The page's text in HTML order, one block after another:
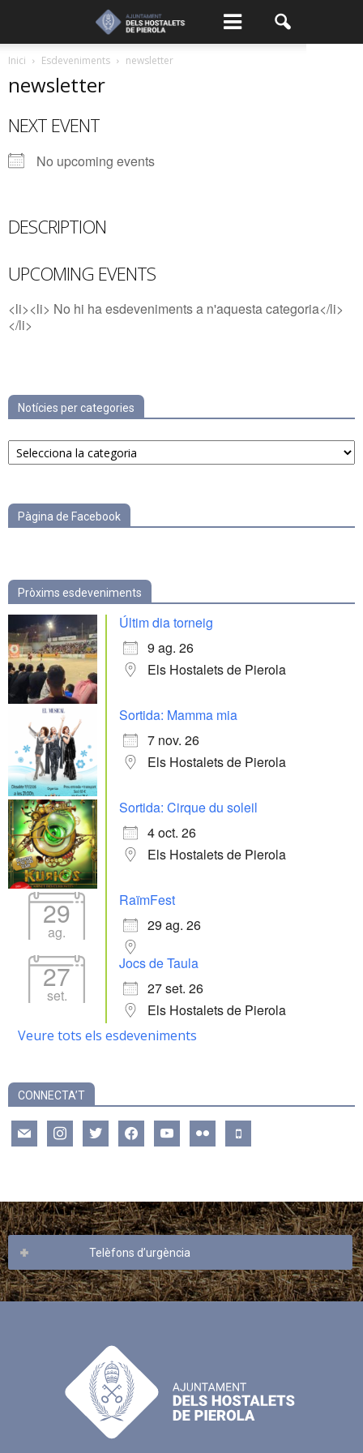
Inici Esdeveniments newsletter
newsletter
NEXT EVENT
No upcoming events
DESCRIPTION
UPCOMING EVENTS
<li><li> No hi ha esdeveniments a n'aquesta categoria</li>
</li>
Notícies per categories
Notícies
per
Pàgina de Facebook
Pròxims esdeveniments
Últim dia torneig
9 ag. 26
Els Hostalets de Pierola
Sortida: Mamma mia
7 nov. 26
Els Hostalets de Pierola
Sortida: Cirque du soleil
4 oct. 26
Els Hostalets de Pierola
29
ag.
RaïmFest
29 ag. 26
27
set.
Jocs de Taula
27 set. 26
Els Hostalets de Pierola
Veure tots els esdeveniments
CONNECTA’T
mail instagramtwitter facebookyoutube flickr mobile
Telèfons d’urgència